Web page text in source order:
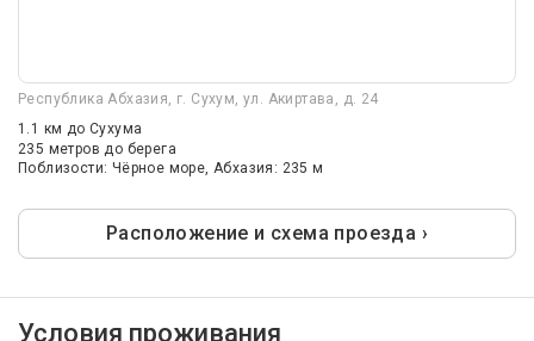
Республика Абхазия, г. Сухум, ул. Акиртава, д. 24
1.1 км до Сухума
235 метров до берега
Поблизости: Чёрное море, Абхазия: 235 м
Расположение и схема проезда ›
Условия проживания